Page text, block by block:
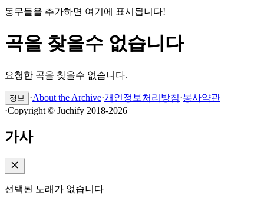
동무들을 추가하면 여기에 표시됩니다!
곡을 찾을수 없습니다
요청한 곡을 찾을수 없습니다.
정보 ·About the Archive·개인정보처리방침·봉사약관
·Copyright © Juchify 2018-2026
가사
선택된 노래가 없습니다